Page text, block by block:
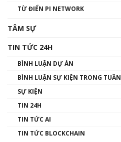
01:29:26
TỪ ĐIỂN PI NETWORK
TÂM SỰ
TIN TỨC 24H
BÌNH LUẬN DỰ ÁN
BÌNH LUẬN SỰ KIỆN TRONG TUẦN
SỰ KIỆN
TIN 24H
TIN TỨC AI
TIN TỨC BLOCKCHAIN